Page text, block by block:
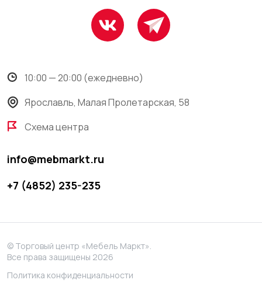
10:00 — 20:00 (ежедневно)
Ярославль, Малая Пролетарская, 58
Схема центра
info@mebmarkt.ru
+7 (4852) 235-235
© Торговый центр «Мебель Маркт».
Все права защищены 2026
Политика конфиденциальности